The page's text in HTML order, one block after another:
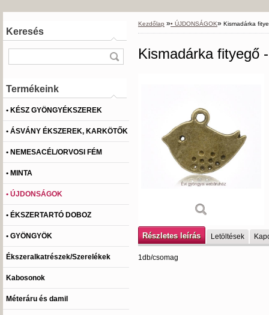
Keresés
Termékeink
• KÉSZ GYÖNGYÉKSZEREK
• ÁSVÁNY ÉKSZEREK, KARKÖTŐK
• NEMESACÉL/ORVOSI FÉM
• MINTA
• ÚJDONSÁGOK
• ÉKSZERTARTÓ DOBOZ
• GYÖNGYÖK
Ékszeralkatrészek/Szerelékek
Kabosonok
Méteráru és damil
Kezdőlap »• ÚJDONSÁGOK» Kismadárka
Kismadárka fityegő
Részletes leírás Letöltések
1db/csomag